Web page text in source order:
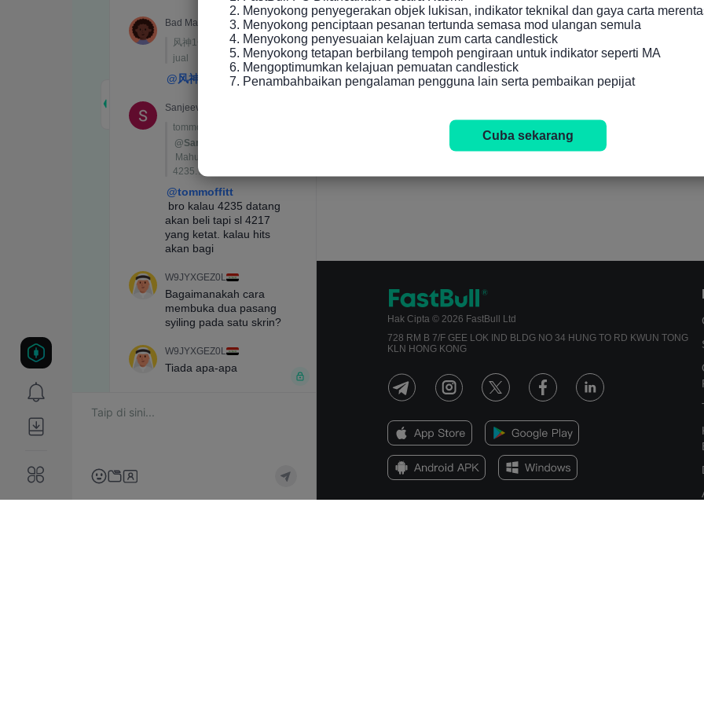
Hak Cipta © 2026 FastBull Ltd
728 RM B 7/F GEE LOK IND BLDG NO 34 HUNG TO RD KWUN TONG
KLN HONG KONG
2. Menyokong penyegerakan objek lukisan, indikator teknikal dan gaya carta
3. Menyokong penciptaan pesanan tertunda semasa mod ulangan semula
4. Menyokong penyesuaian kelajuan zum carta candlestick
5. Menyokong tetapan berbilang tempoh pengiraan untuk indikator seperti MA
6. Mengoptimumkan kelajuan pemuatan candlestick
7. Penambahbaikan pengalaman pengguna lain serta pembaikan pepijat
Cuba sekarang